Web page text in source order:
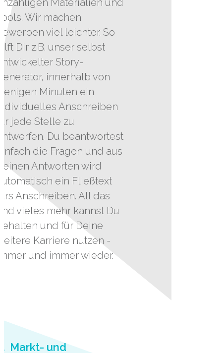
Materialien und
Wir machen
viel leichter. So
Dir z.B. unser selbst
Story-
innerhalb von
Minuten ein
Anschreiben
jede Stelle zu
Du beantwortest
die Fragen und aus
Antworten wird
ein Fließtext
Anschreiben. All das
vieles mehr kannst Du
und für Deine
Karriere nutzen -
und immer wieder.
Markt- und